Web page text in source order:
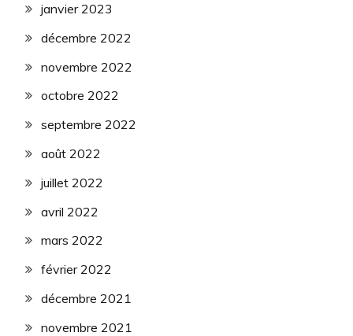
janvier 2023
décembre 2022
novembre 2022
octobre 2022
septembre 2022
août 2022
juillet 2022
avril 2022
mars 2022
février 2022
décembre 2021
novembre 2021